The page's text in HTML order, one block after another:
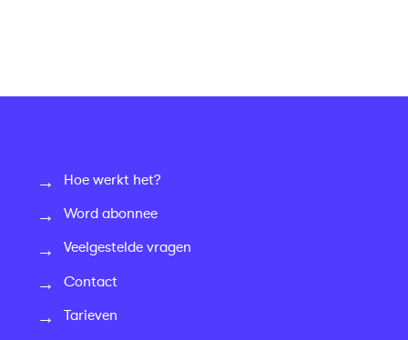
Hoe werkt het?
Word abonnee
Veelgestelde vragen
Contact
Tarieven